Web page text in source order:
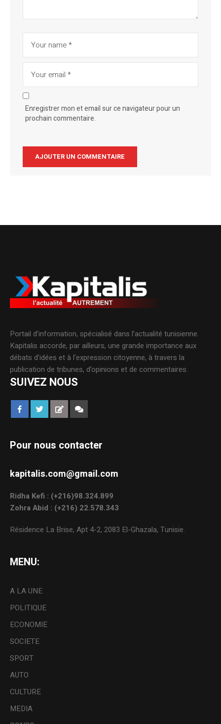
Enregistrer mon et email sur ce navigateur pour un
prochain commentaire.
Portail d’information, spécialisé dans l’actualité tunisienne.
Kapitalis accorde, par ailleurs, une grande importance aux
débats d’idées et à l’expression citoyenne, à travers la
publication de tribunes, d’opinions et de commentaires.
SUIVEZ NOUS
Pour nous contacter
kapitalis.com@gmail.com
Ridha Kefi : (+216)98.324.899
Zohra Abid : (+216) 22.578.343
Résidence La Brise, Apt 4-2, 2083 El-Ghazala, Tunisie.
MENU:
A LA UNE
POLITIQUE
ECONOMIE
SOCIETE
SPORT
AUTO
CULTURE
MEDIA